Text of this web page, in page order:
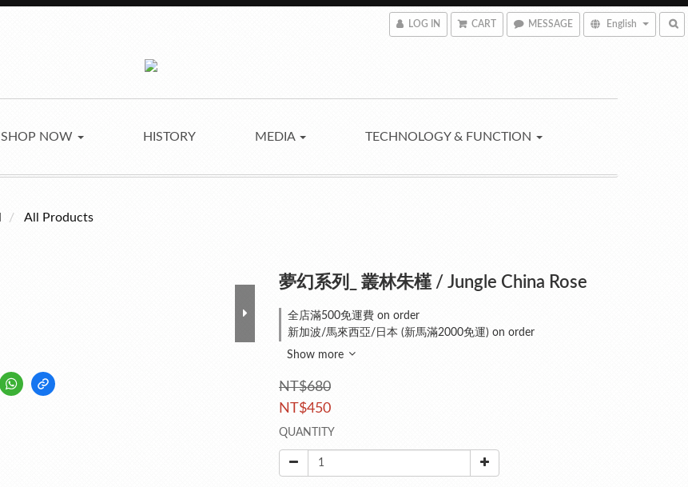
LOG IN CART MESSAGE English
SHOP NOW HISTORY MEDIA TECHNOLOGY & FUNCTION
All Products
夢幻系列_ 叢林朱槿 / Jungle China Rose
全店滿500免運費 on order
新加波/馬來西亞/日本 (新馬滿2000免運) on order
Show more
NT$680
NT$450
QUANTITY